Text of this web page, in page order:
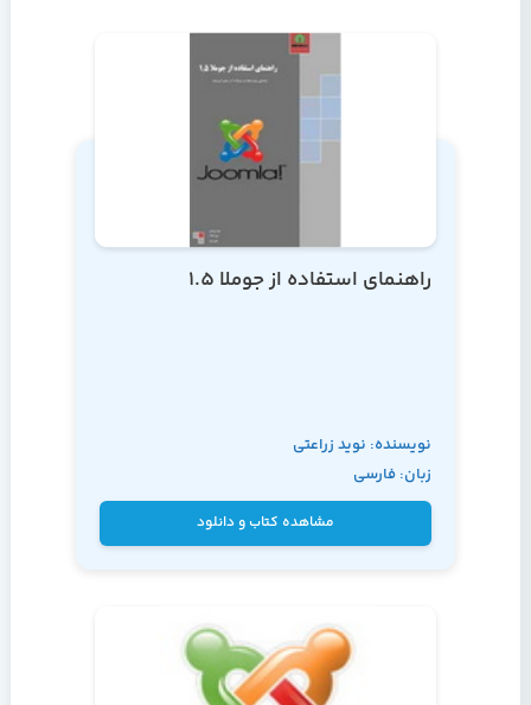
راهنمای استفاده از جوملا 1.5
نویسنده: نوید زراعتی
زبان: فارسی
مشاهده کتاب و دانلود